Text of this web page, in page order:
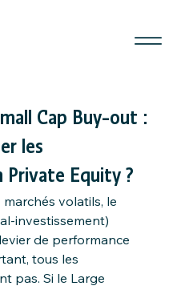
Cap Buy-out :
les
Private Equity ?
volatils, le
investissement)
de performance
tous les
pas. Si le Large